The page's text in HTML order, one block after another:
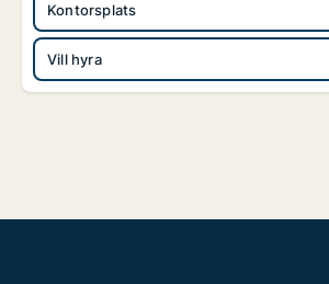
Kontorsplats
Vill hyra